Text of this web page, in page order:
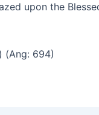
upon the
(Ang: 694)